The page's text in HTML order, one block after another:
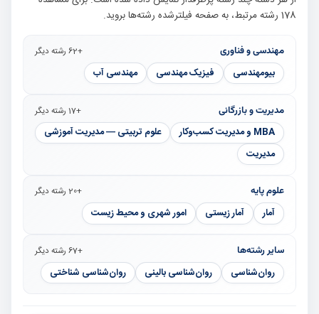
178 رشته مرتبط، به صفحه فیلترشده رشته‌ها بروید.
مهندسی و فناوری +62 رشته دیگر
بیومهندسی فیزیک مهندسی مهندسی آب
مدیریت و بازرگانی +17 رشته دیگر
MBA و مدیریت کسب‌وکار
علوم تربیتی — مدیریت آموزشی
مدیریت
علوم پایه +20 رشته دیگر
آمار آمار زیستی امور شهری و محیط زیست
سایر رشته‌ها +67 رشته دیگر
روان‌شناسی روان‌شناسی بالینی روان‌شناسی شناختی